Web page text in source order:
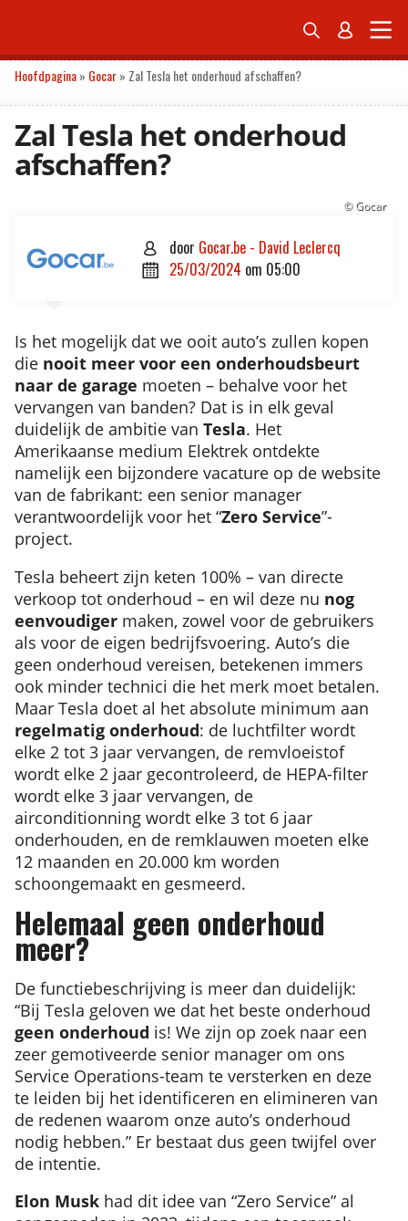
 
Hoofdpagina» Gocar» Zal Tesla het onderhoud afschaffen?
Zal Tesla het onderhoud
afschaffen?
© Gocar
 door Gocar.be - David Leclercq
 25/03/2024 om 05:00
Is het mogelijk dat we ooit auto’s zullen kopen
die nooit meer voor een onderhoudsbeurt
naar de garage moeten – behalve voor het
vervangen van banden? Dat is in elk geval
duidelijk de ambitie van Tesla. Het
Amerikaanse medium Elektrek ontdekte
namelijk een bijzondere vacature op de website
van de fabrikant: een senior manager
verantwoordelijk voor het “Zero Service”-
project.
Tesla beheert zijn keten 100% – van directe
verkoop tot onderhoud – en wil deze nu nog
eenvoudiger maken, zowel voor de gebruikers
als voor de eigen bedrijfsvoering. Auto’s die
geen onderhoud vereisen, betekenen immers
ook minder technici die het merk moet betalen.
Maar Tesla doet al het absolute minimum aan
regelmatig onderhoud: de luchtfilter wordt
elke 2 tot 3 jaar vervangen, de remvloeistof
wordt elke 2 jaar gecontroleerd, de HEPA-filter
wordt elke 3 jaar vervangen, de
airconditionning wordt elke 3 tot 6 jaar
onderhouden, en de remklauwen moeten elke
12 maanden en 20.000 km worden
schoongemaakt en gesmeerd.
Helemaal geen onderhoud
meer?
De functiebeschrijving is meer dan duidelijk:
“Bij Tesla geloven we dat het beste onderhoud
geen onderhoud is! We zijn op zoek naar een
zeer gemotiveerde senior manager om ons
Service Operations-team te versterken en deze
te leiden bij het identificeren en elimineren van
de redenen waarom onze auto’s onderhoud
nodig hebben.” Er bestaat dus geen twijfel over
de intentie.
Elon Musk had dit idee van “Zero Service” al